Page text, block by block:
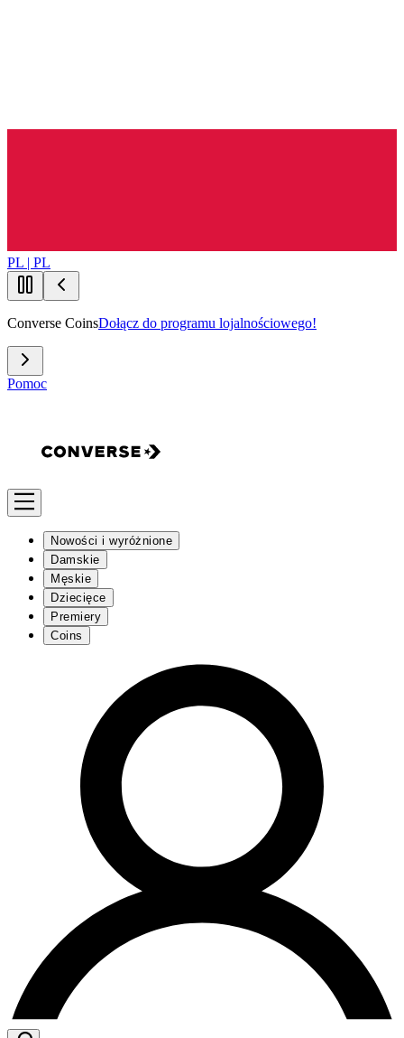
PL | PL
Converse CoinsDołącz do programu lojalnościowego!
Pomoc
Nowości i wyróżnione
Damskie
Męskie
Dziecięce
Premiery
Coins